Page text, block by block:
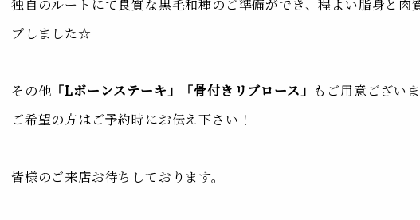
独自のルートにて良質な黒毛和種のご準備ができ、程よい脂身と肉
プしました☆
その他 「Lボーンステーキ」「骨付きリブロース」 もご用意ございま
ご希望の方はご予約時にお伝え下さい！
皆様のご来店お待ちしております。